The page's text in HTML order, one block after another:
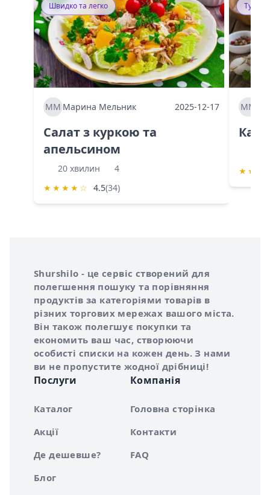
Швидко та легко
ММ Марина Мельник 2025-12-17
Салат з куркою та
апельсином
20 хвилин
4
★ ★ ★ ★ ☆ 4.5(34)
ММ
★ ★
Про сервіс Shurshilo
Shurshilo - це сервіс створений для
полегшення пошуку та порівняння
продуктів за категоріями товарів в
різних торгових мережах вашого міста.
Він також полегшує покупки та
економить ваш час, створюючи
особисті списки на кожен день. З нами
ви не пропустите жодної дрібниці!
Послуги
Каталог
Акції
Де дешевше?
Блог
Компанія
Головна сторінка
Контакти
FAQ